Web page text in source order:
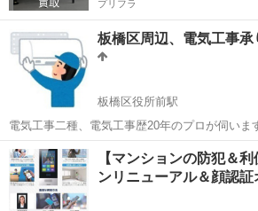
プリフラ
板橋区周辺、電気工事承
板橋区役所前駅
電気工事二種、電気工事歴20年のプロが伺います！ ご家庭のスイ
交換、ドアホンや換気扇、エアコンの取り付け
工事なんでもご相談下さい。 平日21:00まで 土日祝日でも伺えます。
スイッチ交換、照明...
東京 板橋区 板橋区役所前駅 電気工
【マンションの防犯＆
ンリニューアル＆顔認